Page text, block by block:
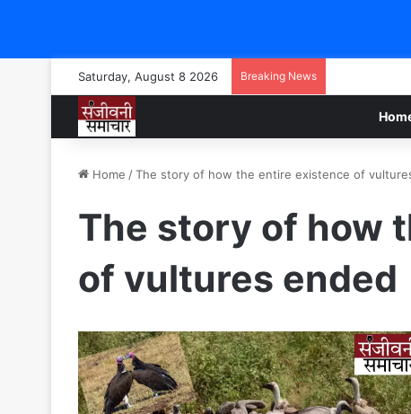
Saturday, August 8 2026 Breaking News
Home /The story of how the entire existence of
The story of how
of vultures ended